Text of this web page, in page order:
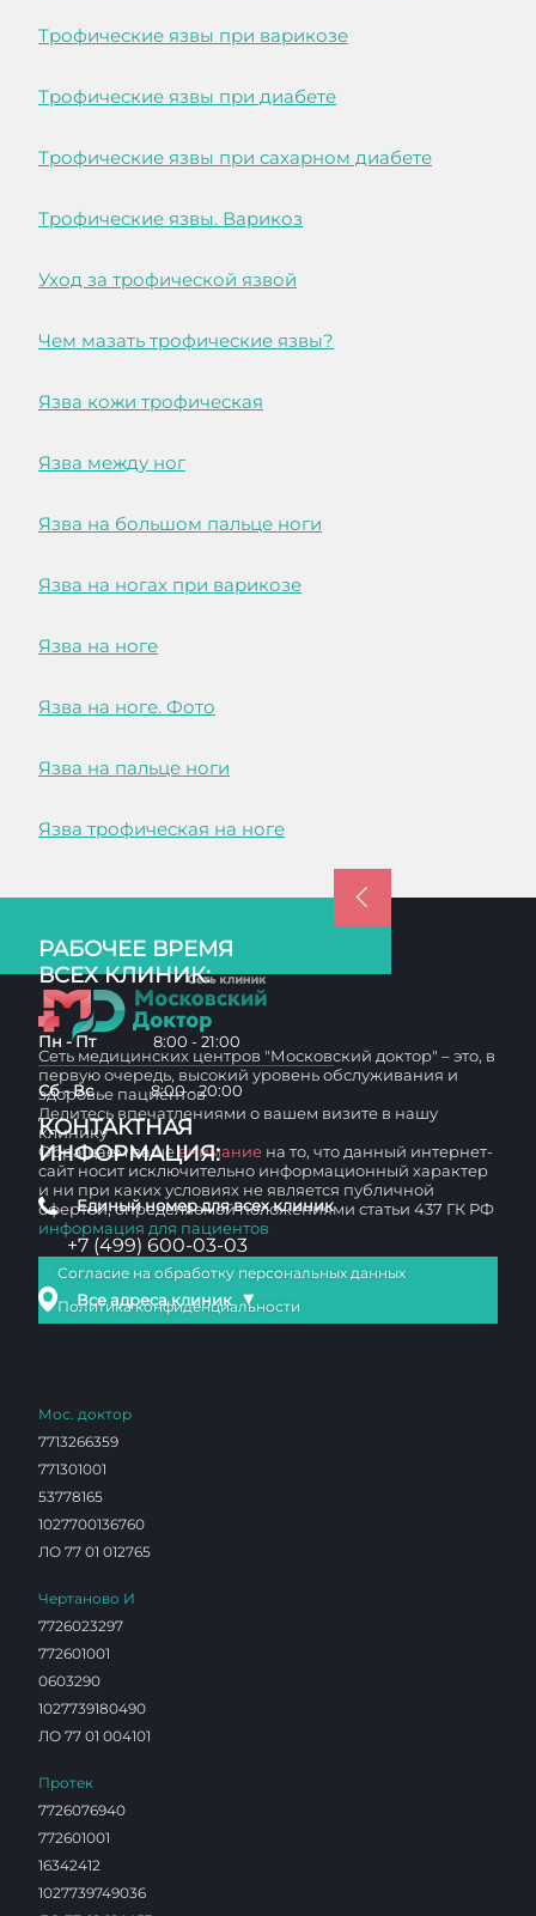
Трофические язвы при варикозе
Трофические язвы при диабете
Трофические язвы при сахарном диабете
Трофические язвы. Варикоз
Уход за трофической язвой
Чем мазать трофические язвы?
Язва кожи трофическая
Язва между ног
Язва на большом пальце ноги
Язва на ногах при варикозе
Язва на ноге
Язва на ноге. Фото
Язва на пальце ноги
Язва трофическая на ноге
РАБОЧЕЕ ВРЕМЯ
ВСЕХ КЛИНИК:
Пн - Пт 8:00 - 21:00
Сб - Вс 8:00 - 20:00
КОНТАКТНАЯ
ИНФОРМАЦИЯ:
Единый номер для всех клиник
+7 (499) 600-03-03
Все адреса клиник ▼
Сеть медицинских центров "Московский доктор" – это, в
первую очередь, высокий уровень обслуживания и
здоровье пациентов
Делитесь впечатлениями о вашем визите в нашу
клинику
Обращаем вашевнимание на то, что данный интернет-
сайт носит исключительно информационный характер
и ни при каких условиях не является публичной
офертой, определяемой положениями статьи 437 ГК РФ
информация для пациентов
Согласие на обработку персональных данных
Политика конфиденциальности
Мос. доктор
7713266359
771301001
53778165
1027700136760
ЛО 77 01 012765
Чертаново И
7726023297
772601001
0603290
1027739180490
ЛО 77 01 004101
Протек
7726076940
772601001
16342412
1027739749036